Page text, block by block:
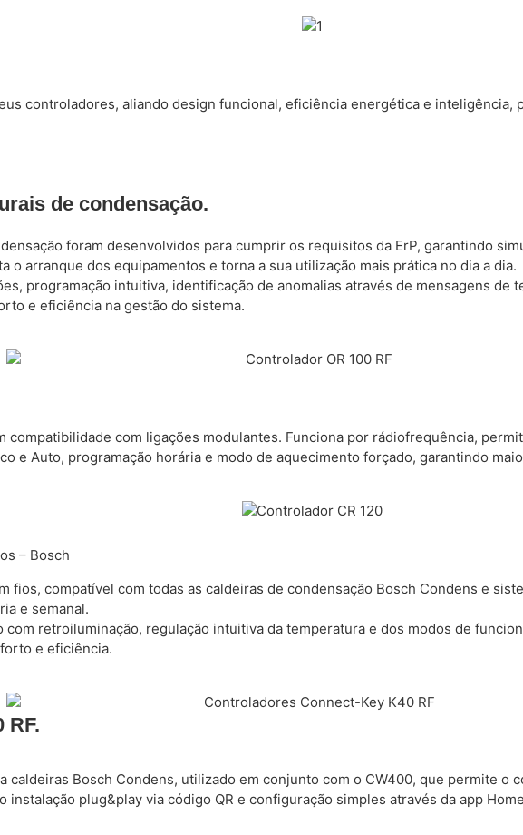
controladores, aliando design funcional, eficiência energética e inteligência,
de condensação.
foram desenvolvidos para cumprir os requisitos da ErP, garantindo
o arranque dos equipamentos e torna a sua utilização mais prática no dia a dia.
programação intuitiva, identificação de anomalias através de mensagens de
e eficiência na gestão do sistema.
compatibilidade com ligações modulantes. Funciona por rádiofrequência,
e Auto, programação horária e modo de aquecimento forçado, garantindo
– Bosch
fios, compatível com todas as caldeiras de condensação Bosch Condens e
e semanal.
retroiluminação, regulação intuitiva da temperatura e dos modos de
e eficiência.
RF.
caldeiras Bosch Condens, utilizado em conjunto com o CW400, que permite
plug&play via código QR e configuração simples através da app